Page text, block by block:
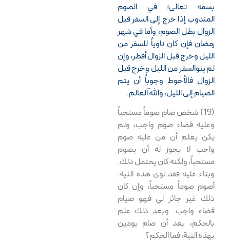
بسمه تعالى؛ في الصوم
المندوب إذا خرج إلى السفر قبل
الزوال بطل الصوم، وأما في شهر
رمضان فإن كان ناوياً للسفر من
الليل وخرج قبل الزوال أفطر، وإن
لم ينوالسفر من الليل وخرج قبل
الزوال فالأحوط وجوباً أن يتم
الصيام إلى الليل، واللّه العالم.
(19) شخص صام صوماً مستحباً
وعليه قضاء صوم واجب، ولم
يكن يعلم أن من عليه صوم
واجب لا يجوز له أن يصوم
مستحباً، ولكنه كان يحتمل ذلك.
وبناء عليه فقد نوى هذه النية:
أصوم صوماً مستحباً، وإن كان
ذلك غير جائز لي فهو صيام
قضاء واجب. وبعد ذلك علم
بالحكم، بعد أن صام يومين
بهذه النية، فما الحكم؟